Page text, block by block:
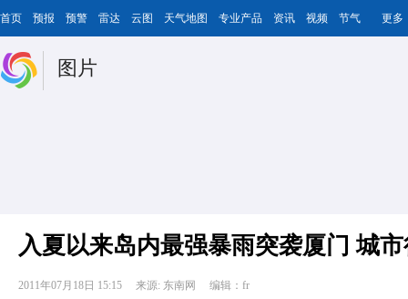
首页 预报 预警 雷达 云图 天气地图 专业产品 资讯 视频 节气 更多
图片
入夏以来岛内最强暴雨突袭厦门 城
2011年07月18日 15:15 来源: 东南网 编辑：fr